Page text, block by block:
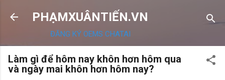
Chuyển đến nội dung chính
PHẠMXUÂNTIẾN.VN
ĐĂNG KÝ OEMS CHATAI
Làm gì để hôm nay khôn hơn hôm qua
và ngày mai khôn hơn hôm nay?